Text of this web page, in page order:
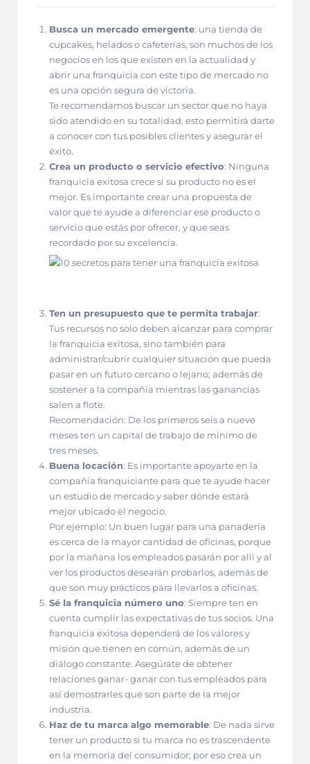
Busca un mercado emergente: una tienda de
cupcakes, helados o cafeterías, son muchos de los
negocios en los que existen en la actualidad y
abrir una franquicia con este tipo de mercado no
es una opción segura de victoria.
Te recomendamos buscar un sector que no haya
sido atendido en su totalidad, esto permitirá darte
a conocer con tus posibles clientes y asegurar el
éxito.
Crea un producto o servicio efectivo: Ninguna
franquicia exitosa crece si su producto no es el
mejor. Es importante crear una propuesta de
valor que te ayude a diferenciar ese producto o
servicio que estás por ofrecer, y que seas
recordado por su excelencia.
Ten un presupuesto que te permita trabajar:
Tus recursos no solo deben alcanzar para comprar
la franquicia exitosa, sino también para
administrar/cubrir cualquier situación que pueda
pasar en un futuro cercano o lejano; además de
sostener a la compañía mientras las ganancias
salen a flote.
Recomendación: De los primeros seis a nueve
meses ten un capital de trabajo de mínimo de
tres meses.
Buena locación: Es importante apoyarte en la
compañía franquiciante para que te ayude hacer
un estudio de mercado y saber dónde estará
mejor ubicado el negocio.
Por ejemplo: Un buen lugar para una panadería
es cerca de la mayor cantidad de oficinas, porque
por la mañana los empleados pasarán por allí y al
ver los productos desearán probarlos, además de
que son muy prácticos para llevarlos a oficinas.
Sé la franquicia número uno: Siempre ten en
cuenta cumplir las expectativas de tus socios. Una
franquicia exitosa dependerá de los valores y
misión que tienen en común, además de un
diálogo constante. Asegúrate de obtener
relaciones ganar- ganar con tus empleados para
así demostrarles que son parte de la mejor
industria.
Haz de tu marca algo memorable: De nada sirve
tener un producto si tu marca no es trascendente
en la memoria del consumidor; por eso crea un